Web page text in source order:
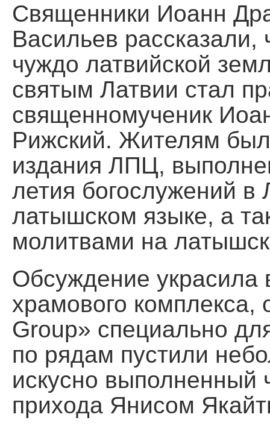
Священники Иоанн
Васильев
чуждо латвийской
святым Латвии стал
священномученик
Рижский. Жителям
издания ЛПЦ,
летия богослужений
латышском языке, а
молитвами на
Обсуждение украсила
храмового
Group» специально
по рядам пустили
искусно выполненный
прихода Янисом